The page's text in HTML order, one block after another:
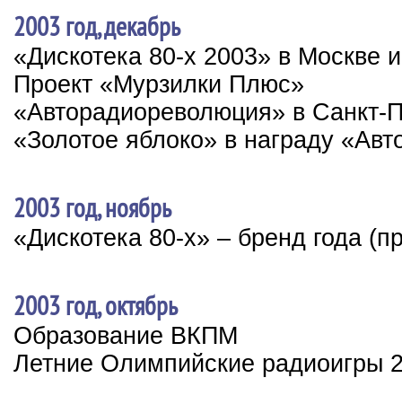
2003 год, декабрь
«Дискотека 80-х 2003» в Москве
Проект «Мурзилки Плюс»
«Авторадиореволюция» в Санкт-
«Золотое яблоко» в награду
2003 год, ноябрь
«Дискотека 80-х» – бренд года
2003 год, октябрь
Образование ВКПМ
Летние Олимпийские радиоигры